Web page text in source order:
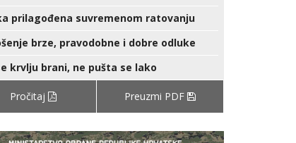
prilagođena suvremenom ratovanju
brze, pravodobne i dobre odluke
krvlju brani, ne pušta se lako
Pročitaj Preuzmi PDF